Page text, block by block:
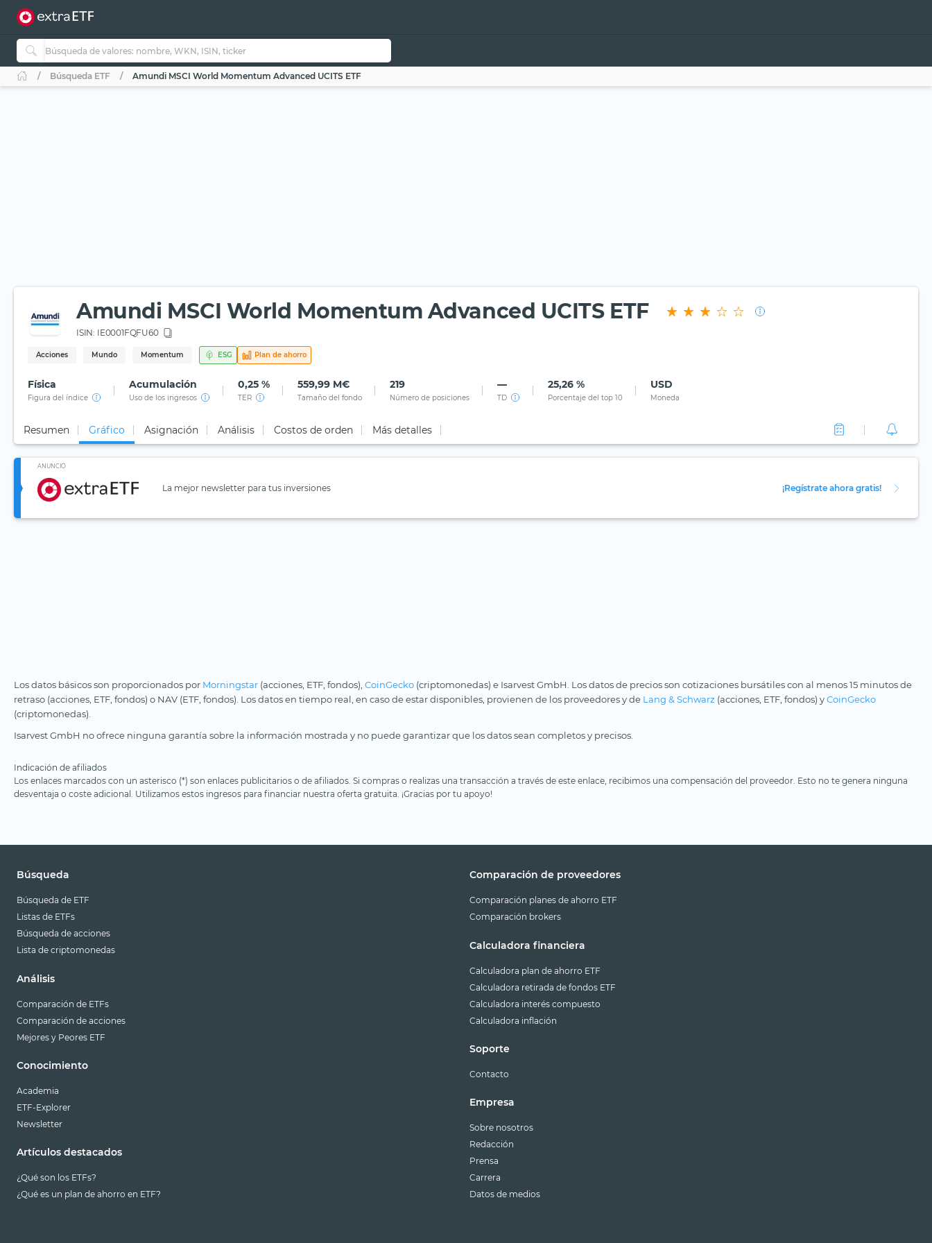
Búsqueda ETF Amundi MSCI World Momentum Advanced UCITS ETF
Amundi MSCI World Momentum Advanced UCITS ETF
ISIN: IE0001FQFU60
Acciones Mundo Momentum ESG Plan de ahorro
Física
Figura del índice
Acumulación
Uso de los ingresos
0,25 %
TER
559,99 M€
Tamaño del fondo
219
Número de posiciones
—
TD
25,26 %
Porcentaje del top 10
USD
Moneda
Resumen Gráfico Asignación Análisis Costos de orden Más detalles
ANUNCIO
La mejor newsletter para tus inversiones ¡Regístrate ahora gratis!
Los datos básicos son proporcionados por Morningstar (acciones, ETF, fondos), CoinGecko (criptomonedas) e Isarvest GmbH. Los datos de precios son cotizaciones bursátiles con al menos 15 minutos de
retraso (acciones, ETF, fondos) o NAV (ETF, fondos). Los datos en tiempo real, en caso de estar disponibles, provienen de los proveedores y de Lang & Schwarz (acciones, ETF, fondos) yCoinGecko
(criptomonedas).
Isarvest GmbH no ofrece ninguna garantía sobre la información mostrada y no puede garantizar que los datos sean completos y precisos.
Indicación de afiliados
Los enlaces marcados con un asterisco (*) son enlaces publicitarios o de afiliados. Si compras o realizas una transacción a través de este enlace, recibimos una compensación del proveedor. Esto no te genera ninguna
desventaja o coste adicional. Utilizamos estos ingresos para financiar nuestra oferta gratuita. ¡Gracias por tu apoyo!
Búsqueda
Búsqueda de ETF
Listas de ETFs
Búsqueda de acciones
Lista de criptomonedas
Análisis
Comparación de ETFs
Comparación de acciones
Mejores y Peores ETF
Conocimiento
Academia
ETF-Explorer
Newsletter
Artículos destacados
¿Qué son los ETFs?
¿Qué es un plan de ahorro en ETF?
Comparación de proveedores
Comparación planes de ahorro ETF
Comparación brokers
Calculadora financiera
Calculadora plan de ahorro ETF
Calculadora retirada de fondos ETF
Calculadora interés compuesto
Calculadora inflación
Soporte
Contacto
Empresa
Sobre nosotros
Redacción
Prensa
Carrera
Datos de medios